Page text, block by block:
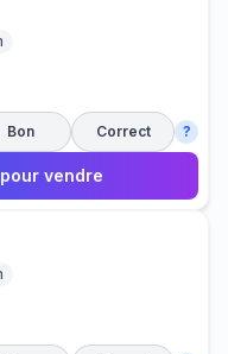
Bon Correct ?
vendre